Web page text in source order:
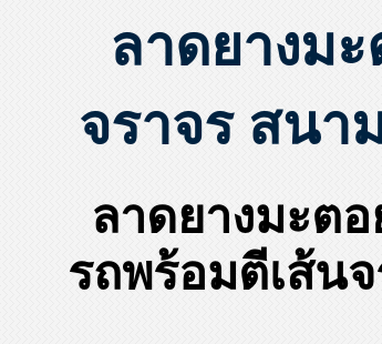
ลาดยางม
จราจร สนา
ลาดยางมะต
รถพร้อมตีเส้น